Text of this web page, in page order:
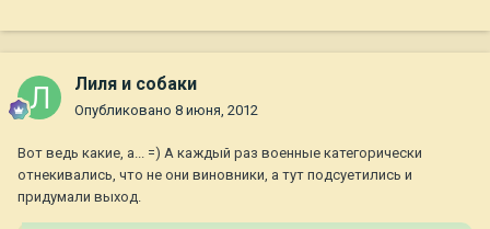
Лиля и собаки
Опубликовано 8 июня, 2012
Вот ведь какие, а... =) А каждый раз военные категорически
отнекивались, что не они виновники, а тут подсуетились и
придумали выход.